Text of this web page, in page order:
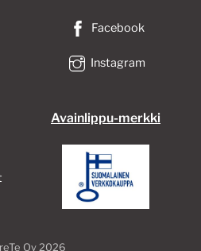
Facebook
Instagram
Avainlippu-merkki
Oy2026